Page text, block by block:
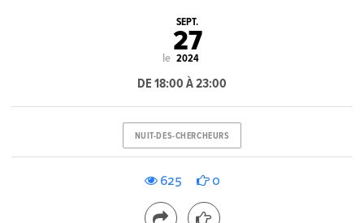
le
SEPT.
27
2024
DE 18:00 À 23:00
NUIT-DES-CHERCHEURS
625 0